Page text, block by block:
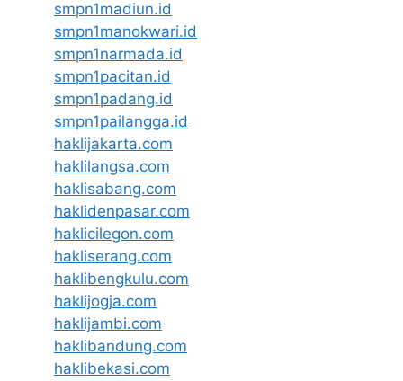
smpn1madiun.id
smpn1manokwari.id
smpn1narmada.id
smpn1pacitan.id
smpn1padang.id
smpn1pailangga.id
haklijakarta.com
haklilangsa.com
haklisabang.com
haklidenpasar.com
haklicilegon.com
hakliserang.com
haklibengkulu.com
haklijogja.com
haklijambi.com
haklibandung.com
haklibekasi.com